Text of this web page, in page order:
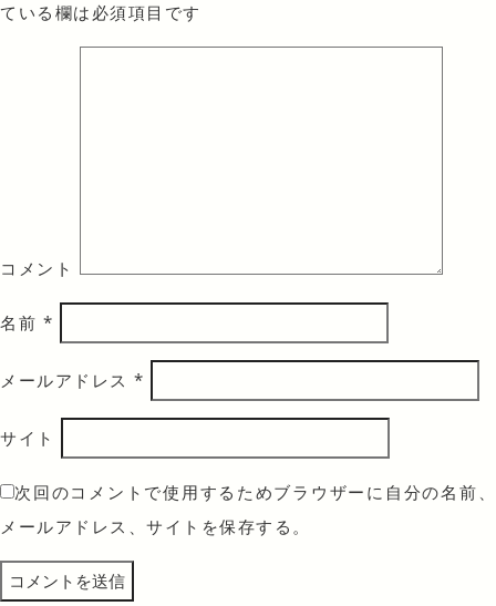
ている欄は必須項目です
コメント
名前 *
メールアドレス *
サイト
次回のコメントで使用するためブラウザーに自分の名前、
メールアドレス、サイトを保存する。